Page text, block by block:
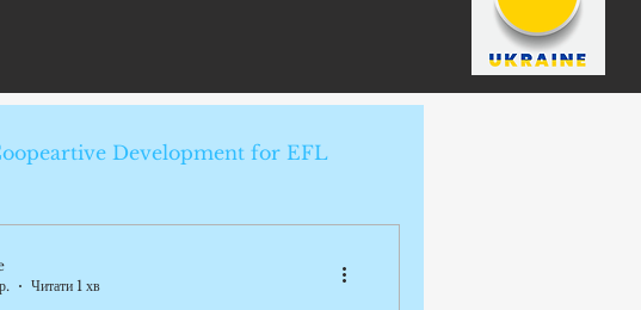
Development for EFL
Читати 1 хв